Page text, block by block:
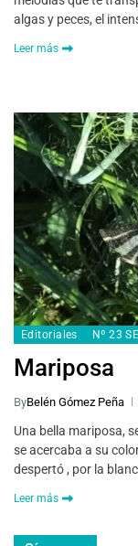
algas y peces, el
Leer más
Editoriales Nº 23
Mariposa
ByBelén Gómez Peña
Una bella mariposa,
se acercaba a su
despertó , por la
Leer más